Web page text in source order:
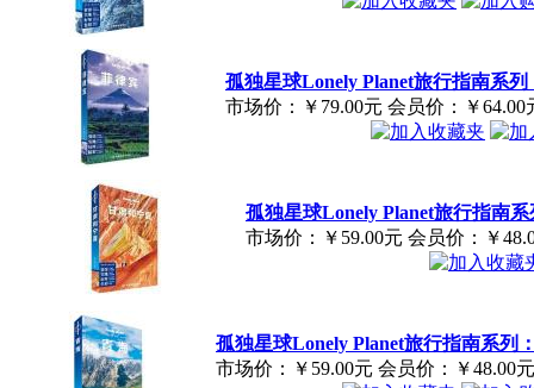
孤独星球Lonely Planet旅行指南系列
市场价：
￥79.00元 会员价： ￥64.00
孤独星球Lonely Planet旅行指南
市场价：
￥59.00元 会员价： ￥
孤独星球Lonely Planet旅行指南系列
市场价：
￥59.00元 会员价： ￥48.00元